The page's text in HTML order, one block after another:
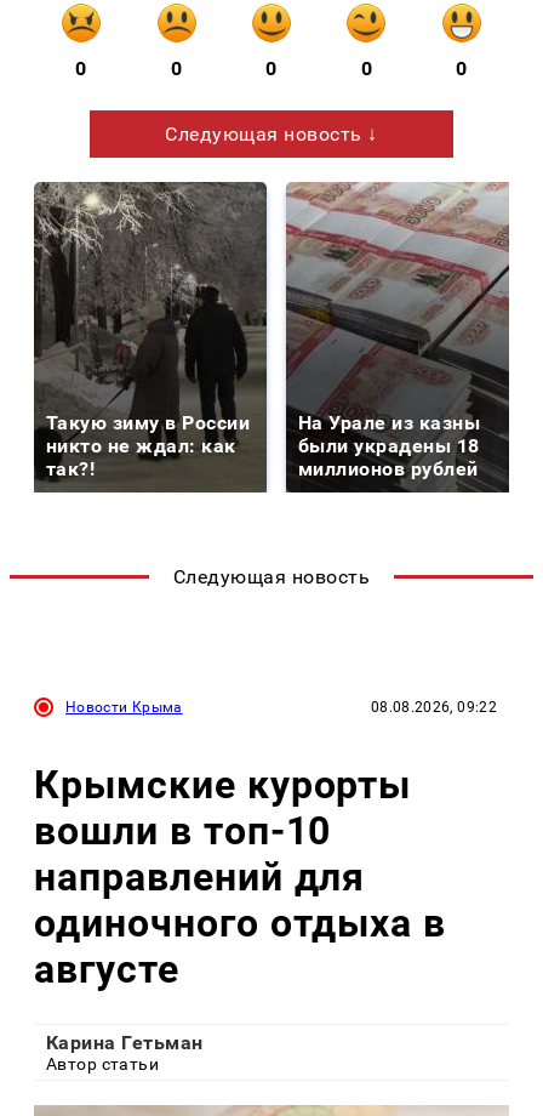
0 0 0 0 0
Следующая новость ↓
Такую зиму в России
никто не ждал: как
так?!
На Урале из казны
были украдены 18
миллионов рублей
Следующая новость
Новости Крыма 08.08.2026, 09:22
Крымские курорты
вошли в топ-10
направлений для
одиночного отдыха в
августе
Карина Гетьман
Автор статьи